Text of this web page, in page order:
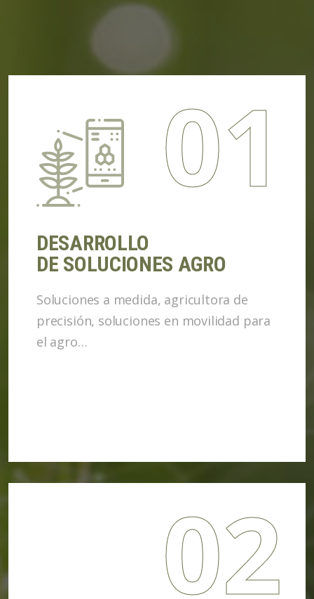
01
DESARROLLO
DE SOLUCIONES AGRO
Soluciones a medida, agricultora de
precisión, soluciones en movilidad para
el agro…
02